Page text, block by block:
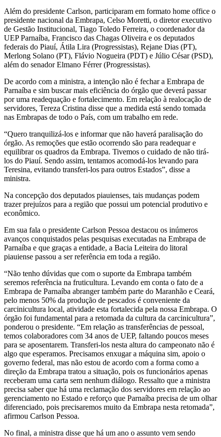
Além do presidente Carlson, participaram em formato home office o
presidente nacional da Embrapa, Celso Moretti, o diretor executivo
de Gestão Institucional, Tiago Toledo Ferreira, o coordenador da
UEP Parnaíba, Francisco das Chagas Oliveira e os deputados
federais do Piauí, Átila Lira (Progressistas), Rejane Dias (PT),
Merlong Solano (PT), Flávio Nogueira (PDT) e Júlio César (PSD),
além do senador Elmano Férrer (Progressistas).
De acordo com a ministra, a intenção não é fechar a Embrapa de
Parnaíba e sim buscar mais eficiência do órgão que deverá passar
por uma readequação e fortalecimento. Em relação à realocação de
servidores, Tereza Cristina disse que a medida está sendo tomada
nas Embrapas de todo o País, com um trabalho em rede.
“Quero tranquilizá-los e informar que não haverá paralisação do
órgão. As remoções que estão ocorrendo são para readequar e
equilibrar os quadros da Embrapa. Tivemos o cuidado de não tirá-
los do Piauí. Sendo assim, tentamos acomodá-los levando para
Teresina, evitando transferi-los para outros Estados”, disse a
ministra.
Na concepção dos deputados piauienses, tais mudanças podem
trazer prejuízos para a região que possui um potencial produtivo e
econômico.
Em sua fala o presidente Carlson Pessoa destacou os inúmeros
avanços conquistados pelas pesquisas executadas na Embrapa de
Parnaíba e que graças a entidade, a Bacia Leiteira do litoral
piauiense passou a ser referência em toda a região.
“Não tenho dúvidas que com o suporte da Embrapa também
seremos referência na fruticultura. Levando em conta o fato de a
Embrapa de Parnaíba abranger também parte do Maranhão e Ceará,
pelo menos 50% da produção de pescados é conveniente da
carcinicultura local, atividade esta fortalecida pela nossa Embrapa. O
órgão foi fundamental para a retomada da cultura da carcinicultura”,
ponderou o presidente. “Em relação as transferências de pessoal,
temos colaboradores com 34 anos de UEP, faltando poucos meses
para se aposentarem. Transferi-los nesta altura do campeonato não é
algo que esperamos. Precisamos enxugar a máquina sim, apoio o
governo federal, mas não estou de acordo com a forma como a
direção da Embrapa tratou a situação, pois os funcionários apenas
receberam uma carta sem nenhum diálogo. Ressalto que a ministra
precisa saber que há uma reclamação dos servidores em relação ao
gerenciamento no Estado e reforço que Parnaíba precisa de um olhar
diferenciado, pois precisaremos muito da Embrapa nesta retomada”,
afirmou Carlson Pessoa.
No final, a ministra disse que há um ano o assunto vem sendo